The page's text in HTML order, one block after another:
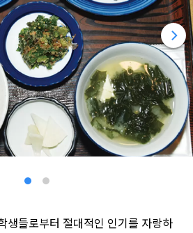
생들로부터 절대적인 인기를 자랑하